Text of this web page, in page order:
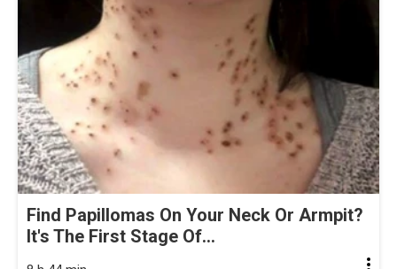
Find Papillomas On Your Neck Or Armpit?
It's The First Stage Of...